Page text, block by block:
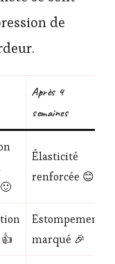
de
Après 4
semaines
Élasticité
renforcée 😊
Estompement
marqué 🎉